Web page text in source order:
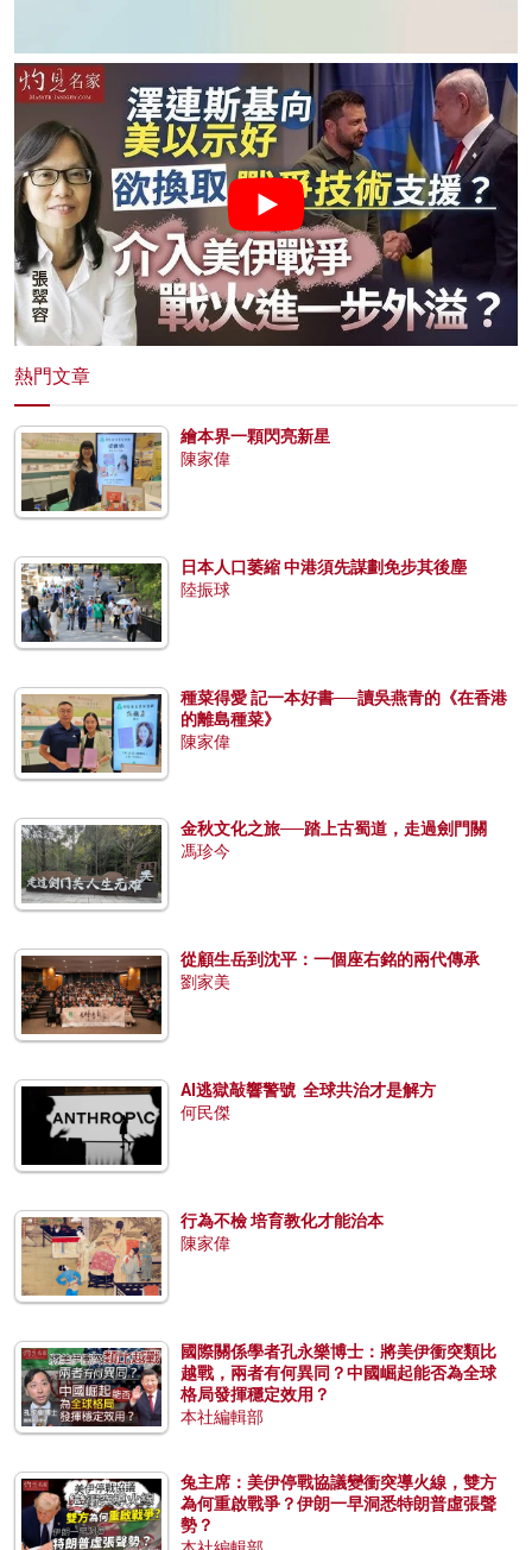
熱門文章
繪本界一顆閃亮新星
陳家偉
日本人口萎縮 中港須先謀劃免步其後塵
陸振球
種菜得愛 記一本好書──讀吳燕青的《在香港
的離島種菜》
陳家偉
金秋文化之旅──踏上古蜀道，走過劍門關
馮珍今
從顧生岳到沈平：一個座右銘的兩代傳承
劉家美
AI逃獄敲響警號 全球共治才是解方
何民傑
行為不檢 培育教化才能治本
陳家偉
國際關係學者孔永樂博士：將美伊衝突類比
越戰，兩者有何異同？中國崛起能否為全球
格局發揮穩定效用？
本社編輯部
兔主席：美伊停戰協議變衝突導火線，雙方
為何重啟戰爭？伊朗一早洞悉特朗普虛張聲
勢？